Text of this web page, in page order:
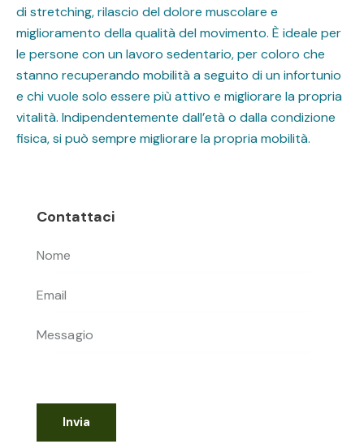
di stretching, rilascio del dolore muscolare e
miglioramento della qualità del movimento. È ideale per
le persone con un lavoro sedentario, per coloro che
stanno recuperando mobilità a seguito di un infortunio
e chi vuole solo essere più attivo e migliorare la propria
vitalità. Indipendentemente dall’età o dalla condizione
fisica, si può sempre migliorare la propria mobilità.
Contattaci